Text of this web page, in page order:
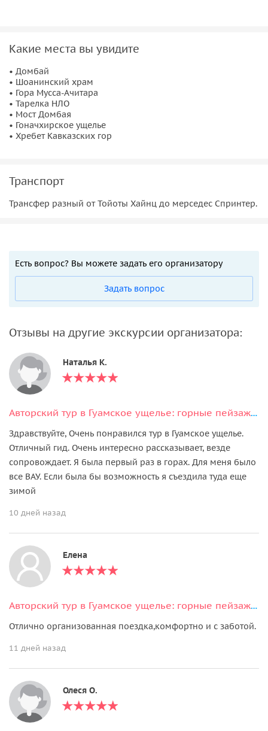
Какие места вы увидите
• Домбай
• Шоанинский храм
• Гора Мусса-Ачитара
• Тарелка НЛО
• Мост Домбая
• Гоначхирское ущелье
• Хребет Кавказских гор
Транспорт
Трансфер разный от Тойоты Хайнц до мерседес Спринтер.
Есть вопрос? Вы можете задать его организатору
Задать вопрос
Отзывы на другие экскурсии организатора:
Наталья К.
Авторский тур в Гуамское ущелье: горные пейзажи и отдых в термах
Здравствуйте, Очень понравился тур в Гуамское ущелье.
Отличный гид. Очень интересно рассказывает, везде
сопровождает. Я была первый раз в горах. Для меня было
все ВАУ. Если была бы возможность я съездила туда еще
зимой
10 дней назад
Елена
Авторский тур в Гуамское ущелье: горные пейзажи и отдых в термах
Отлично организованная поездка,комфортно и с заботой.
11 дней назад
Олеся О.